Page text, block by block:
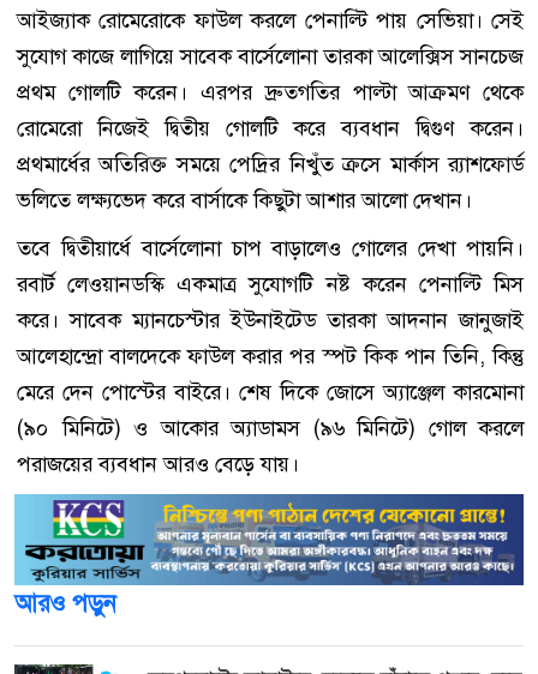
আইজ্যাক রোমেরোকে ফাউল করলে পেনাল্টি পায় সেভিয়া। সেই
সুযোগ কাজে লাগিয়ে সাবেক বার্সেলোনা তারকা আলেক্সিস সানচেজ
প্রথম গোলটি করেন। এরপর দ্রুতগতির পাল্টা আক্রমণ থেকে
রোমেরো নিজেই দ্বিতীয় গোলটি করে ব্যবধান দ্বিগুণ করেন।
প্রথমার্ধের অতিরিক্ত সময়ে পেদ্রির নিখুঁত ক্রসে মার্কাস র‌্যাশফোর্ড
ভলিতে লক্ষ্যভেদ করে বার্সাকে কিছুটা আশার আলো দেখান।
তবে দ্বিতীয়ার্ধে বার্সেলোনা চাপ বাড়ালেও গোলের দেখা পায়নি।
রবার্ট লেওয়ানডস্কি একমাত্র সুযোগটি নষ্ট করেন পেনাল্টি মিস
করে। সাবেক ম্যানচেস্টার ইউনাইটেড তারকা আদনান জানুজাই
আলেহান্দ্রো বালদেকে ফাউল করার পর স্পট কিক পান তিনি, কিন্তু
মেরে দেন পোস্টের বাইরে। শেষ দিকে জোসে অ্যাঞ্জেল কারমোনা
(৯০ মিনিটে) ও আকোর অ্যাডামস (৯৬ মিনিটে) গোল করলে
পরাজয়ের ব্যবধান আরও বেড়ে যায়।
আরও পড়ুন